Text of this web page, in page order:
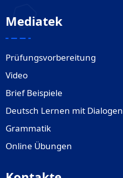
Mediatek
Prüfungsvorbereitung
Video
Brief Beispiele
Deutsch Lernen mit Dialogen
Grammatik
Online Übungen